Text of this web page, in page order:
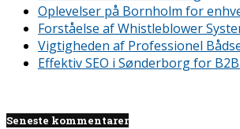
Oplevelser på Bornholm for
Forståelse af Whistleblower
Vigtigheden af Professionel
Effektiv SEO i Sønderborg for
Seneste kommentarer